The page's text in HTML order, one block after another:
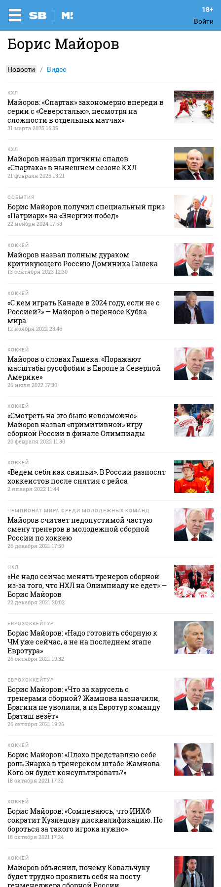
Войти
Борис Майоров
Новости Видео
КХЛ
Майоров: «Спартак» закономерно впереди в
серии с «Северсталью», несмотря на
сложности в отдельных матчах»
31 марта 2025 16:35
КХЛ
Майоров назвал причины спадов
«Спартака» в нынешнем сезоне КХЛ
21 февраля 2025 13:21
СОБЫТИЯ
Борис Майоров получил специальный приз
«Патриарх» на «Энергии побед»
22 ноября 2024 17:53
ХОККЕЙ
Майоров назвал полным дураком
критикующего Россию Доминика Гашека
13 сентября 2023 12:30
ХОККЕЙ
«С кем играть Канаде в 2024 году, если не с
Россией?» — Майоров о переносе Кубка
мира
12 ноября 2022 23:46
ХОККЕЙ
Майоров о словах Гашека: «Поражают
масштабы русофобии в Европе и Северной
Америке»
26 июля 2022 17:30
ХОККЕЙ
«Смотреть на это было невозможно».
Майоров назвал «примитивной» игру
сборной России в финале Олимпиады
20 февраля 2022 11:30
ХОККЕЙ
«Ведем себя как свиньи». В России разносят
хоккеистов после снятия с рейса
2 января 2022 11:44
ЧЕМПИОНАТ МИРА СРЕДИ МОЛОДЕЖНЫХ КОМАНД
Майоров считает недопустимой частую
смену тренеров в молодежной сборной
России по хоккею
26 декабря 2021 17:50
НХЛ
«Не надо сейчас менять тренеров сборной
из-за того, что НХЛ на Олимпиаду не едет» —
Борис Майоров
22 декабря 2021 20:02
ЕВРОХОККЕЙТУР
Борис Майоров: «Надо готовить сборную к
ЧМ уже сейчас, а не на последнем этапе
Евротура»
26 октября 2021 19:32
ЕВРОХОККЕЙТУР
Борис Майоров: «Что за карусель с
тренерами сборной? Жамнова назначили,
Брагина не уволили, а на Евротур команду
Браташ везёт»
26 октября 2021 19:26
ХОККЕЙ
Борис Майоров: «Плохо представляю себе
роль Знарка в тренерском штабе Жамнова.
Кого он будет консультировать?»
18 октября 2021 17:32
ХОККЕЙ
Борис Майоров: «Сомневаюсь, что ИИХФ
сократит Кузнецову дисквалификацию. Но
бороться за такого игрока нужно»
18 октября 2021 17:24
ХОККЕЙ
Майоров объяснил, почему Ковальчуку
будет трудно проявить себя на посту